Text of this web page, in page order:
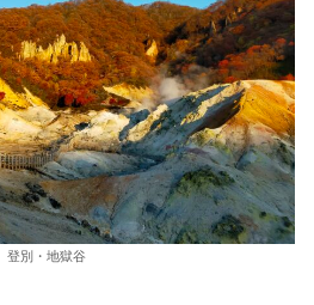
登別・地獄谷